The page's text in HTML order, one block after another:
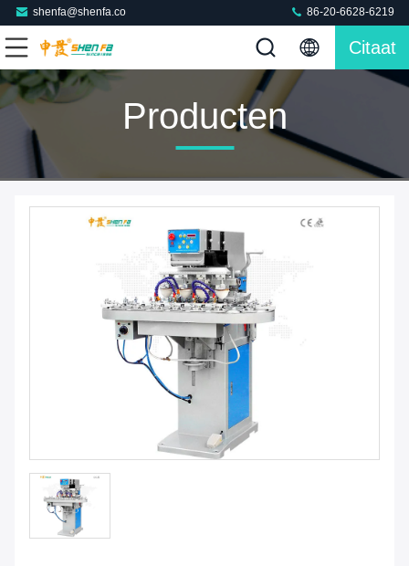
shenfa@shenfa.co 86-20-6628-6219
Citaat
Producten